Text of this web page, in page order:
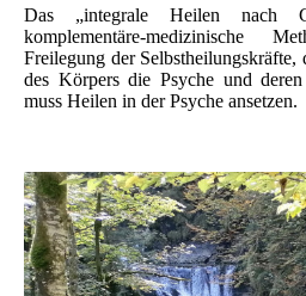
Das „integrale Heilen nach
komplementäre-medizinische
Freilegung der Selbstheilungskräfte,
des Körpers die Psyche und
muss Heilen in der Psyche ansetzen.